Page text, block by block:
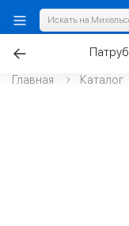
Главная Каталог